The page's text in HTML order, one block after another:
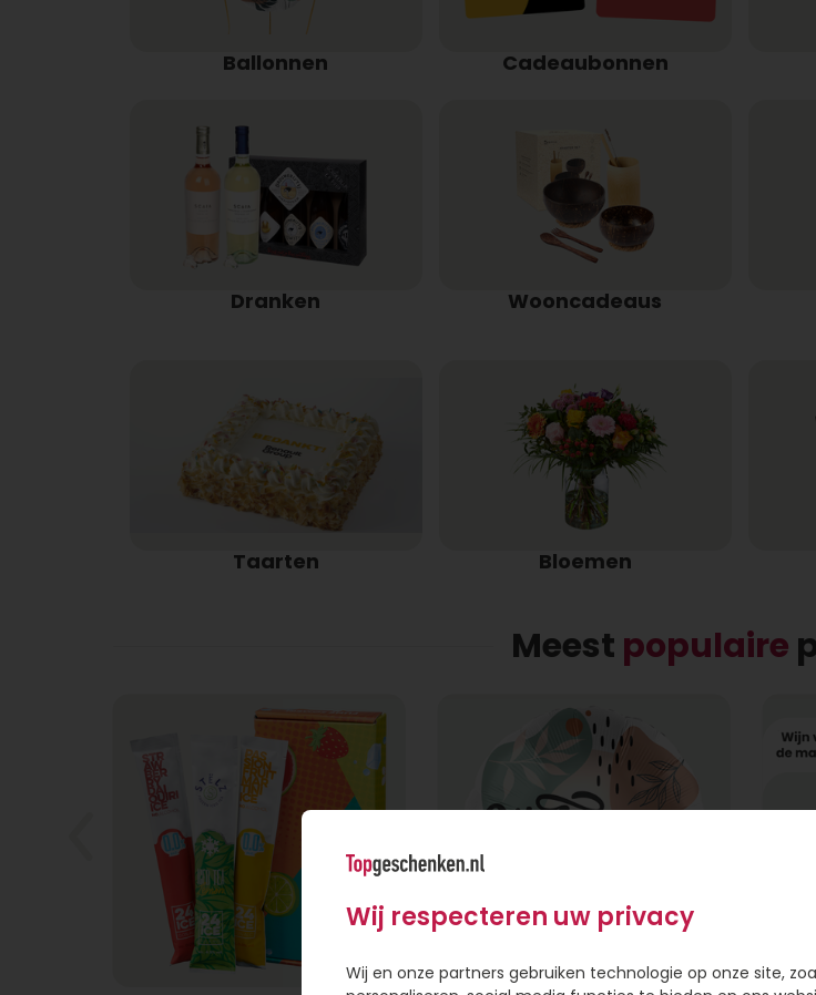
Ballonnen Cadeaubonnen
Dranken Wooncadeaus
Taarten Bloemen
Meest populaire
Wij respecteren uw privacy
Wij en onze partners gebruiken technologie op onze site,